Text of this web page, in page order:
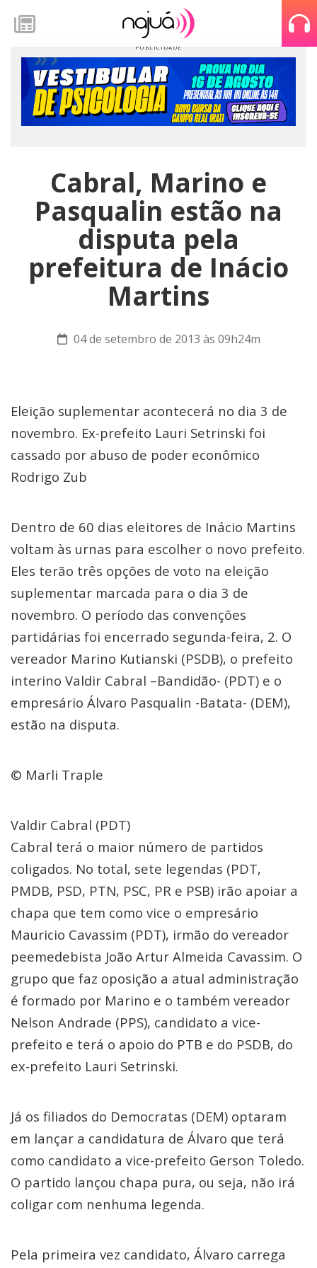
Cabral, Marino e
Pasqualin estão na
disputa pela
prefeitura de Inácio
Martins
04 de setembro de 2013 às 09h24m
Eleição suplementar acontecerá no dia 3 de
novembro. Ex-prefeito Lauri Setrinski foi
cassado por abuso de poder econômico
Rodrigo Zub
Dentro de 60 dias eleitores de Inácio Martins
voltam às urnas para escolher o novo prefeito.
Eles terão três opções de voto na eleição
suplementar marcada para o dia 3 de
novembro. O período das convenções
partidárias foi encerrado segunda-feira, 2. O
vereador Marino Kutianski (PSDB), o prefeito
interino Valdir Cabral –Bandidão- (PDT) e o
empresário Álvaro Pasqualin -Batata- (DEM),
estão na disputa.
© Marli Traple
Valdir Cabral (PDT)
Cabral terá o maior número de partidos
coligados. No total, sete legendas (PDT,
PMDB, PSD, PTN, PSC, PR e PSB) irão apoiar a
chapa que tem como vice o empresário
Mauricio Cavassim (PDT), irmão do vereador
peemedebista João Artur Almeida Cavassim. O
grupo que faz oposição a atual administração
é formado por Marino e o também vereador
Nelson Andrade (PPS), candidato a vice-
prefeito e terá o apoio do PTB e do PSDB, do
ex-prefeito Lauri Setrinski.
Já os filiados do Democratas (DEM) optaram
em lançar a candidatura de Álvaro que terá
como candidato a vice-prefeito Gerson Toledo.
O partido lançou chapa pura, ou seja, não irá
coligar com nenhuma legenda.
Pela primeira vez candidato, Álvaro carrega